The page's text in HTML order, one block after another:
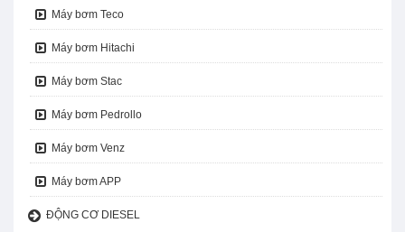
Máy bơm Teco
Máy bơm Hitachi
Máy bơm Stac
Máy bơm Pedrollo
Máy bơm Venz
Máy bơm APP
ĐỘNG CƠ DIESEL